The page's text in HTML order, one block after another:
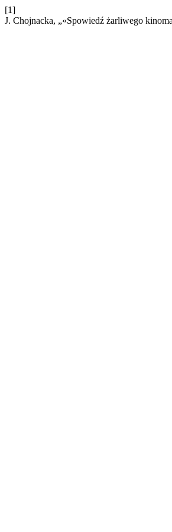
[1]
J. Chojnacka, „«Spowiedź żarliwego